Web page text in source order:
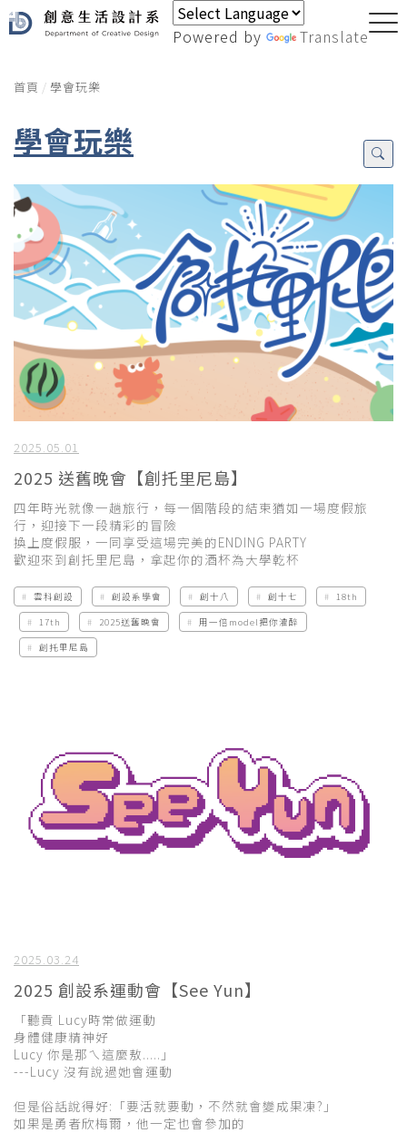
Powered by Translate
首頁 學會玩樂
學會玩樂
2025.05.01
2025 送舊晚會【創托里尼島】
四年時光就像一趟旅行，每一個階段的結束猶如一場度假旅
行，迎接下一段精彩的冒險
換上度假服，一同享受這場完美的ENDING PARTY
歡迎來到創托里尼島，拿起你的酒杯為大學乾杯
雲科創設 創設系學會 創十八 創十七
18th
17th
2025送舊晚會
用一倍model把你灌醉
創托里尼島
2025.03.24
2025 創設系運動會【See Yun】
「聽貢 Lucy時常做運動
身體健康精神好
Lucy 你是那ㄟ這麼敖.....」
---Lucy 沒有說過她會運動
但是俗話說得好:「要活就要動，不然就會變成果凍?」
如果是勇者欣梅爾，他一定也會參加的